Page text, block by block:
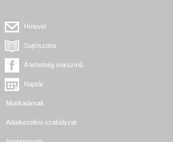
Hírlevél
Sajtószoba
A tehetség sokszínű
Naptár
Munkatársak
Adatkezelési szabályzat